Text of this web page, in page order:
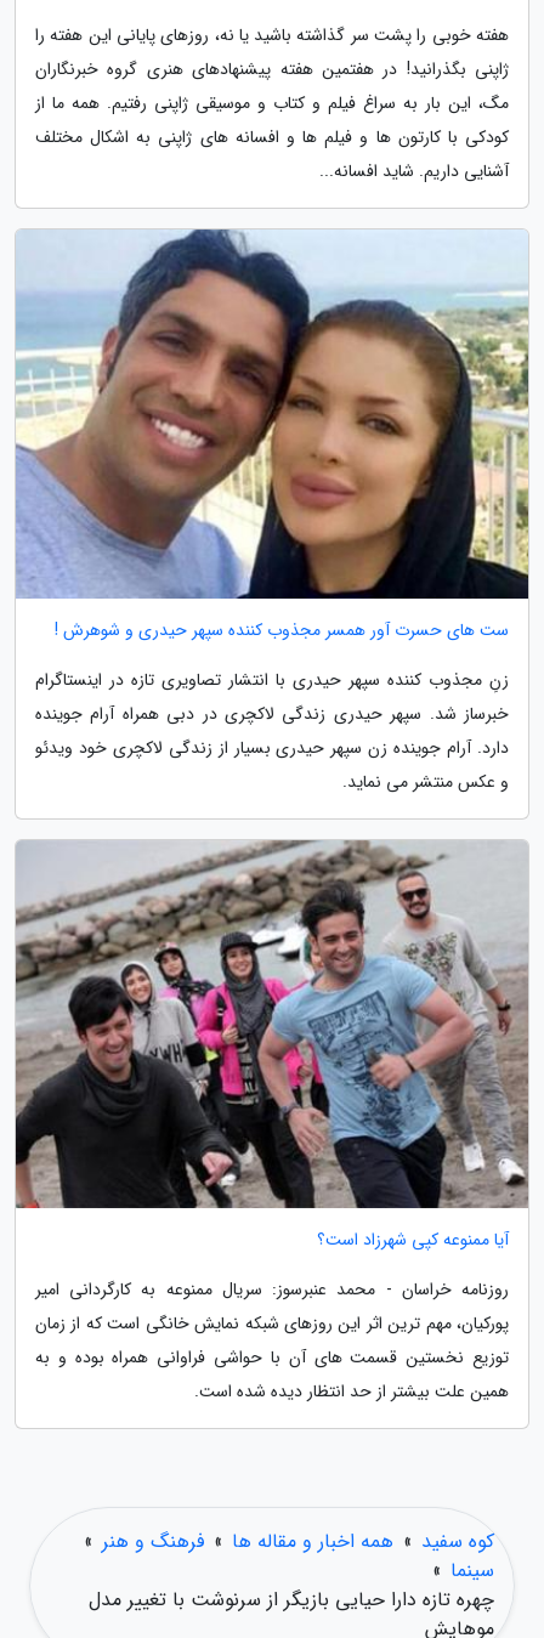
هفته خوبی را پشت سر گذاشته باشید یا نه، روزهای پایانی این هفته را
ژاپنی بگذرانید! در هفتمین هفته پیشنهادهای هنری گروه خبرنگاران
مگ، این بار به سراغ فیلم و کتاب و موسیقی ژاپنی رفتیم. همه ما از
کودکی با کارتون ها و فیلم ها و افسانه های ژاپنی به اشکال مختلف
آشنایی داریم. شاید افسانه...
ست های حسرت آور همسر مجذوب کننده سپهر حیدری و شوهرش !
زنِ مجذوب کننده سپهر حیدری با انتشار تصاویری تازه در اینستاگرام
خبرساز شد. سپهر حیدری زندگی لاکچری در دبی همراه آرام جوینده
دارد. آرام جوینده زن سپهر حیدری بسیار از زندگی لاکچری خود ویدئو
و عکس منتشر می نماید.
آیا ممنوعه کپی شهرزاد است؟
روزنامه خراسان - محمد عنبرسوز: سریال ممنوعه به کارگردانی امیر
پورکیان، مهم ترین اثر این روزهای شبکه نمایش خانگی است که از زمان
توزیع نخستین قسمت های آن با حواشی فراوانی همراه بوده و به
همین علت بیشتر از حد انتظار دیده شده است.
کوه سفید » همه اخبار و مقاله ها » فرهنگ و هنر »
سینما »
چهره تازه دارا حیایی بازیگر از سرنوشت با تغییر مدل
موهایش